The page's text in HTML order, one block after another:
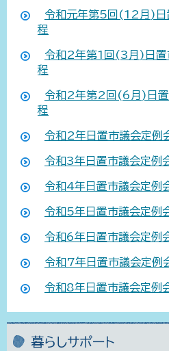
令和元年第5回(12月)日
程
令和2年第1回(3月)日置
程
令和2年第2回(6月)日置
程
令和2年日置市議会定例
令和3年日置市議会定例
令和4年日置市議会定例
令和5年日置市議会定例
令和6年日置市議会定例
令和7年日置市議会定例
令和8年日置市議会定例
暮らしサポート